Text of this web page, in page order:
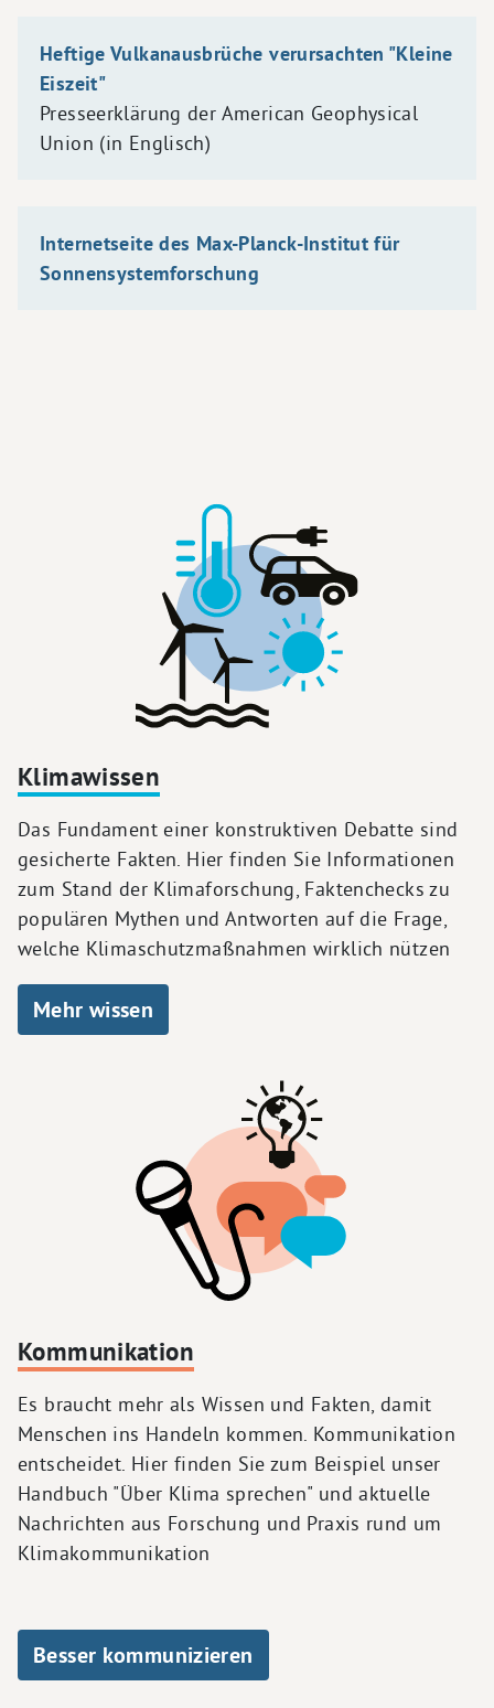
Heftige Vulkanausbrüche verursachten "Kleine
Eiszeit"
Presseerklärung der American Geophysical
Union (in Englisch)
Internetseite des Max-Planck-Institut für
Sonnensystemforschung
Klimawissen
Das Fundament einer konstruktiven Debatte sind
gesicherte Fakten. Hier finden Sie Informationen
zum Stand der Klimaforschung, Faktenchecks zu
populären Mythen und Antworten auf die Frage,
welche Klimaschutzmaßnahmen wirklich nützen
Mehr wissen
Kommunikation
Es braucht mehr als Wissen und Fakten, damit
Menschen ins Handeln kommen. Kommunikation
entscheidet. Hier finden Sie zum Beispiel unser
Handbuch "Über Klima sprechen" und aktuelle
Nachrichten aus Forschung und Praxis rund um
Klimakommunikation
Besser kommunizieren